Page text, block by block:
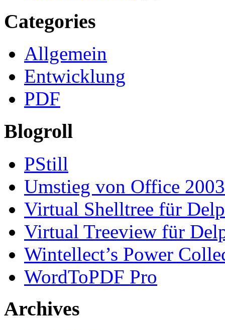
Categories
Allgemein
Entwicklung
PDF
Blogroll
PStill
Umstieg von Office
Virtual Shelltree für
Virtual Treeview für
Wintellect’s Power
WordToPDF Pro
Archives